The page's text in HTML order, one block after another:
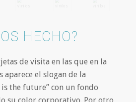
HECHO?
de visita en las que en la
aparece el slogan de la
is the future” con un fondo